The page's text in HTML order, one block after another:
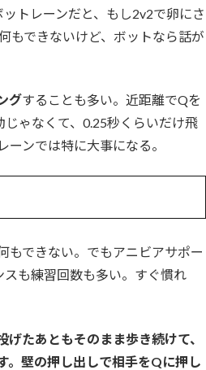
トレーンだと、もし2v2で卵にさ
もできないけど、ボットなら話が
グすることも多い。近距離でQを
ゃなくて、0.25秒くらいだけ飛
ンでは特に大事になる。
もできない。でもアニビアサポー
も練習回数も多い。すぐ慣れ
たあともそのまま歩き続けて、
。壁の押し出しで相手をQに押し